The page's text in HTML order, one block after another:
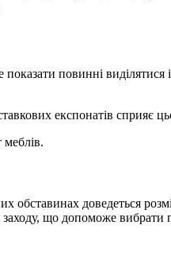
повинні виділятися
експонатів сприяє
меблів.
обставинах доведеться
що допоможе вибрати